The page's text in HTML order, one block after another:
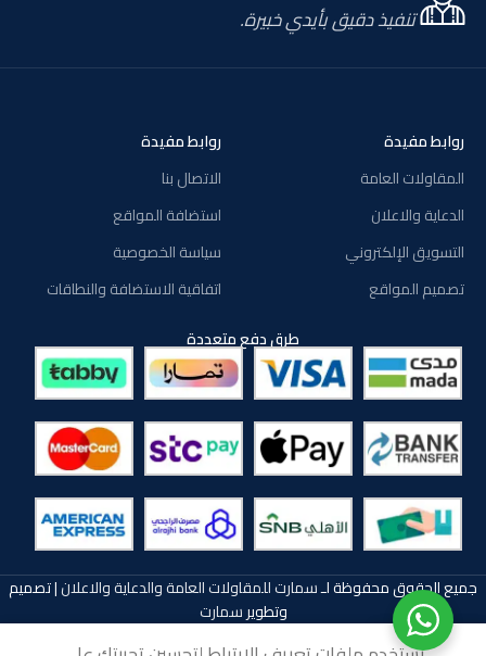
تنفيذ دقيق بأيدي خبيرة.
روابط مفيدة
المقاولات العامة
الدعاية والاعلان
التسويق الإلكتروني
تصميم المواقع
روابط مفيدة
الاتصال بنا
استضافة المواقع
سياسة الخصوصية
اتفاقية الاستضافة والنطاقات
طرق دفع متعددة
جميع الحقوق محفوظة لـسمارت للمقاولات العامة والدعاية والاعلان| تصميم
وتطويرسمارت